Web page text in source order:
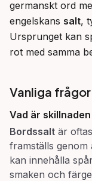
germanskt ord
engelskans salt,
Ursprunget kan
rot med samma
Vanliga frågor
Vad är
Bordssalt är
framställs genom
kan innehålla
smaken och